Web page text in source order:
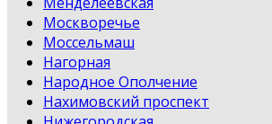
Москворечье
Моссельмаш
Нагорная
Народное Ополчение
Нахимовский проспект